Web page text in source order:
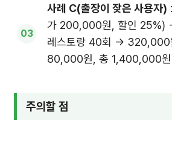
사례 C(출장이 잦은 사용자)
가 200,000원, 할인 25%)
레스토랑 40회 → 320,000
80,000원, 총 1,400,000
주의할 점